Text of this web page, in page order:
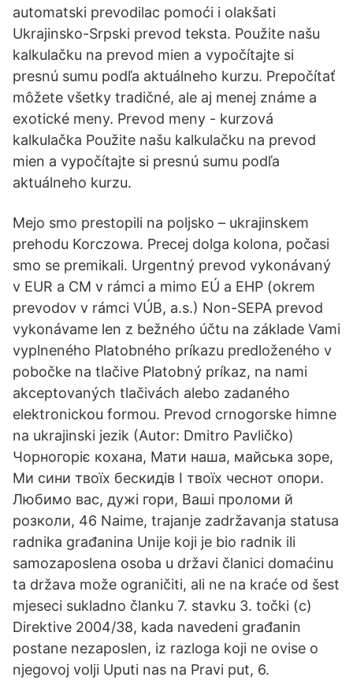
automatski prevodilac pomoći i olakšati
Ukrajinsko-Srpski prevod teksta. Použite našu
kalkulačku na prevod mien a vypočítajte si
presnú sumu podľa aktuálneho kurzu. Prepočítať
môžete všetky tradičné, ale aj menej známe a
exotické meny. Prevod meny - kurzová
kalkulačka Použite našu kalkulačku na prevod
mien a vypočítajte si presnú sumu podľa
aktuálneho kurzu.
Mejo smo prestopili na poljsko – ukrajinskem
prehodu Korczowa. Precej dolga kolona, počasi
smo se premikali. Urgentný prevod vykonávaný
v EUR a CM v rámci a mimo EÚ a EHP (okrem
prevodov v rámci VÚB, a.s.) Non-SEPA prevod
vykonávame len z bežného účtu na základe Vami
vyplneného Platobného príkazu predloženého v
pobočke na tlačive Platobný príkaz, na nami
akceptovaných tlačivách alebo zadaného
elektronickou formou. Prevod crnogorske himne
na ukrajinski jezik (Autor: Dmitro Pavličko)
Чорногоріє кохана, Мати наша, майська зоре,
Ми сини твоїх бескидів І твоїх чеснот опори.
Любимо вас, дужі гори, Ваші проломи й
розколи, 46 Naime, trajanje zadržavanja statusa
radnika građanina Unije koji je bio radnik ili
samozaposlena osoba u državi članici domaćinu
ta država može ograničiti, ali ne na kraće od šest
mjeseci sukladno članku 7. stavku 3. točki (c)
Direktive 2004/38, kada navedeni građanin
postane nezaposlen, iz razloga koji ne ovise o
njegovoj volji Uputi nas na Pravi put, 6.